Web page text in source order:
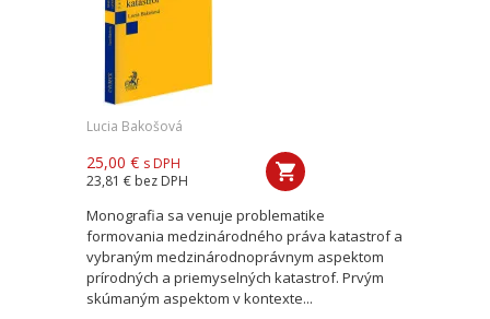
Lucia Bakošová
25,00 € s DPH
23,81 € bez DPH
Monografia sa venuje problematike
formovania medzinárodného práva katastrof a
vybraným medzinárodnoprávnym aspektom
prírodných a priemyselných katastrof. Prvým
skúmaným aspektom v kontexte...